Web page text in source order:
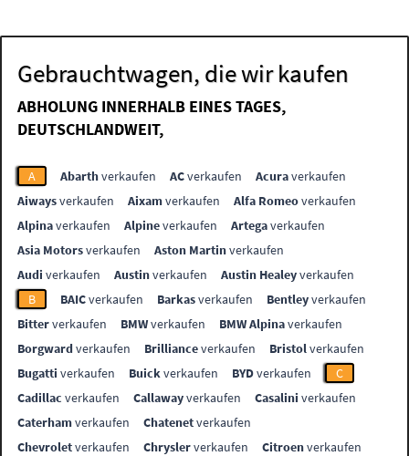
Gebrauchtwagen, die wir kaufen
ABHOLUNG INNERHALB EINES TAGES,
DEUTSCHLANDWEIT,
A Abarthverkaufen ACverkaufen Acuraverkaufen
Aiwaysverkaufen Aixamverkaufen Alfa Romeoverkaufen
Alpinaverkaufen Alpineverkaufen Artegaverkaufen
Asia Motorsverkaufen Aston Martinverkaufen
Audi verkaufen Austinverkaufen Austin Healeyverkaufen
B
BAICverkaufen Barkasverkaufen Bentleyverkaufen
Bitterverkaufen BMWverkaufen BMW Alpinaverkaufen
Borgwardverkaufen Brillianceverkaufen Bristolverkaufen
Bugatti verkaufen Buickverkaufen BYDverkaufen
C
Cadillac verkaufen Callawayverkaufen Casalini verkaufen
Caterhamverkaufen Chatenetverkaufen
Chevroletverkaufen Chryslerverkaufen Citroenverkaufen